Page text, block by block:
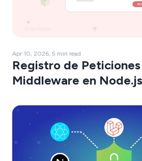
Apr 10, 2026, 5 min read
Registro de
Middleware en Node.js